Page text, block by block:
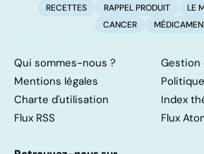
RECETTES RAPPEL PRODUIT
LE
CANCER
Qui sommes-nous ?
Gestion
Mentions légales
Charte d'utilisation
Index
Flux RSS
Flux